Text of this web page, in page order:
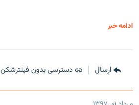
ادامه خبر
ارسال دسترسی بدون فیلترشکن